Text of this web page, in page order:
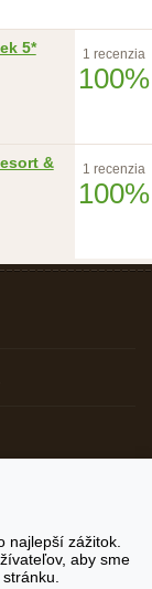
5*
1 recenzia
100%
&
1 recenzia
100%
najlepší zážitok.
aby sme